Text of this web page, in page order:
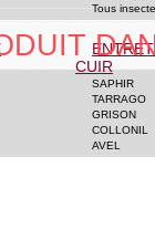
Tous
CUIR
SAPHIR
TARRAGO
GRISON
COLLONIL
AVEL